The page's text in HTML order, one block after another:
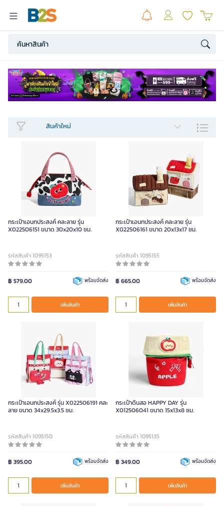
สินค้าใหม่​
กระเป๋าเอนกประสงค์ คละลาย รุ่น
X022506151 ขนาด 30x20x10 ซม.
รหัสสินค้า 1095153
฿ 579.00 พร้อมจัดส่ง
เพิ่มสินค้า
กระเป๋าเอนกประสงค์ คละลาย รุ่น
X022506161 ขนาด 20x13x17 ซม.
รหัสสินค้า 1095155
฿ 665.00 พร้อมจัดส่ง
เพิ่มสินค้า
กระเป๋าเอนกประสงค์ รุ่น X022506191 คละ
ลาย ขนาด 34x29.5x3.5 ซม.
รหัสสินค้า 1095150
฿ 395.00 พร้อมจัดส่ง
เพิ่มสินค้า
กระเป๋าดินสอ HAPPY DAY รุ่น
X012506041 ขนาด 15x13x8 ซม.
รหัสสินค้า 1095135
฿ 349.00 พร้อมจัดส่ง
เพิ่มสินค้า